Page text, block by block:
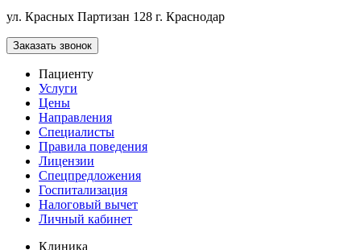
ул. Красных Партизан 128 г. Краснодар
Заказать звонок
Пациенту
Услуги
Цены
Направления
Специалисты
Правила поведения
Лицензии
Спецпредложения
Госпитализация
Налоговый вычет
Личный кабинет
Клиника